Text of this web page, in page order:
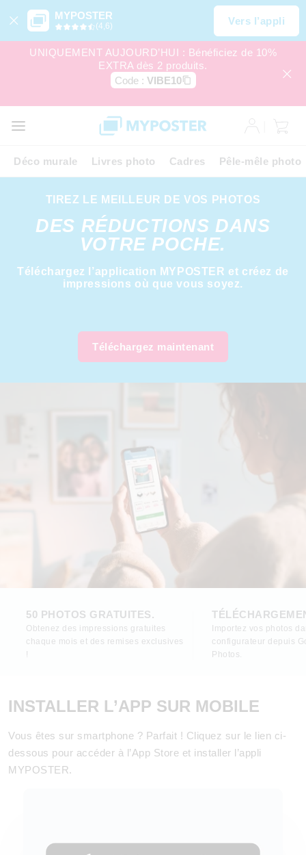
MYPOSTER
(4,6) Vers l’appli
UNIQUEMENT AUJOURD’HUI : Bénéficiez de 10%
EXTRA dès 2 produits.
Code : VIBE10
Déco murale Livres photo Cadres Pêle-mêle photo
TIREZ LE MEILLEUR DE VOS PHOTOS
DES RÉDUCTIONS DANS
VOTRE POCHE.
Téléchargez l’application MYPOSTER et créez de
impressions où que vous soyez.
Téléchargez maintenant
50 PHOTOS GRATUITES.
Obtenez des impressions gratuites
chaque mois et des remises exclusives
!
Importez vos photos
configurateur depuis
Photos.
INSTALLER L’APP SUR MOBILE
Vous êtes sur smartphone ? Parfait ! Cliquez sur le lien ci-
dessous pour accéder à l’App Store et installer l’appli
MYPOSTER.